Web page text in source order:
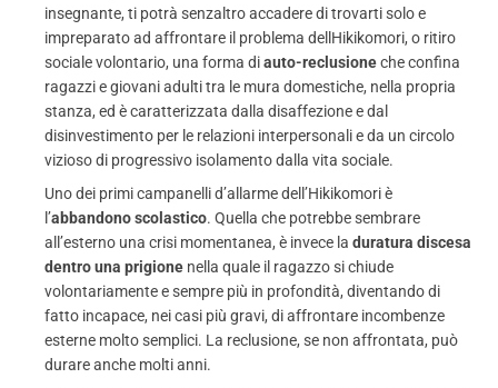
insegnante, ti potrà senzaltro accadere di trovarti solo e
impreparato ad affrontare il problema dellHikikomori, o ritiro
sociale volontario, una forma diauto-reclusioneche confina
ragazzi e giovani adulti tra le mura domestiche, nella propria
stanza, ed è caratterizzata dalla disaffezione e dal
disinvestimento per le relazioni interpersonali e da un circolo
vizioso di progressivo isolamento dalla vita sociale.
Uno dei primi campanelli d’allarme dell’Hikikomori è
l’abbandono scolastico. Quella che potrebbe sembrare
all’esterno una crisi momentanea, è invece la duratura discesa
dentro una prigione nella quale il ragazzo si chiude
volontariamente e sempre più in profondità, diventando di
fatto incapace, nei casi più gravi, di affrontare incombenze
esterne molto semplici. La reclusione, se non affrontata, può
durare anche molti anni.